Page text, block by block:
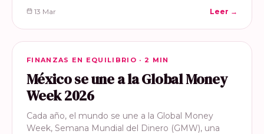
13 Mar Leer →
FINANZAS EN EQUILIBRIO
FINANZAS EN EQUILIBRIO · 2 MIN
México se une a la Global Money
Week 2026
Cada año, el mundo se une a la Global Money
Week, Semana Mundial del Dinero (GMW), una